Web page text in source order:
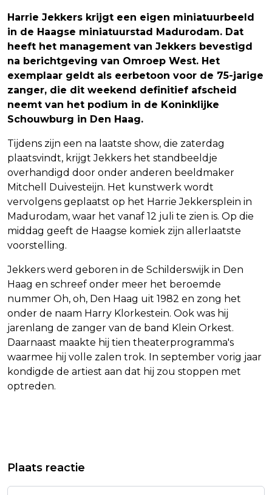
Harrie Jekkers krijgt een eigen miniatuurbeeld
in de Haagse miniatuurstad Madurodam. Dat
heeft het management van Jekkers bevestigd
na berichtgeving van Omroep West. Het
exemplaar geldt als eerbetoon voor de 75-jarige
zanger, die dit weekend definitief afscheid
neemt van het podium in de Koninklijke
Schouwburg in Den Haag.
Tijdens zijn een na laatste show, die zaterdag
plaatsvindt, krijgt Jekkers het standbeeldje
overhandigd door onder anderen beeldmaker
Mitchell Duivesteijn. Het kunstwerk wordt
vervolgens geplaatst op het Harrie Jekkersplein in
Madurodam, waar het vanaf 12 juli te zien is. Op die
middag geeft de Haagse komiek zijn allerlaatste
voorstelling.
Jekkers werd geboren in de Schilderswijk in Den
Haag en schreef onder meer het beroemde
nummer Oh, oh, Den Haag uit 1982 en zong het
onder de naam Harry Klorkestein. Ook was hij
jarenlang de zanger van de band Klein Orkest.
Daarnaast maakte hij tien theaterprogramma's
waarmee hij volle zalen trok. In september vorig jaar
kondigde de artiest aan dat hij zou stoppen met
optreden.
OPZETTELIJKE VERVUILING
CHINESE ECONOOM MET KRITIEK OP
GROEICIJFERS BEIJING OVERLEDEN
Plaats reactie